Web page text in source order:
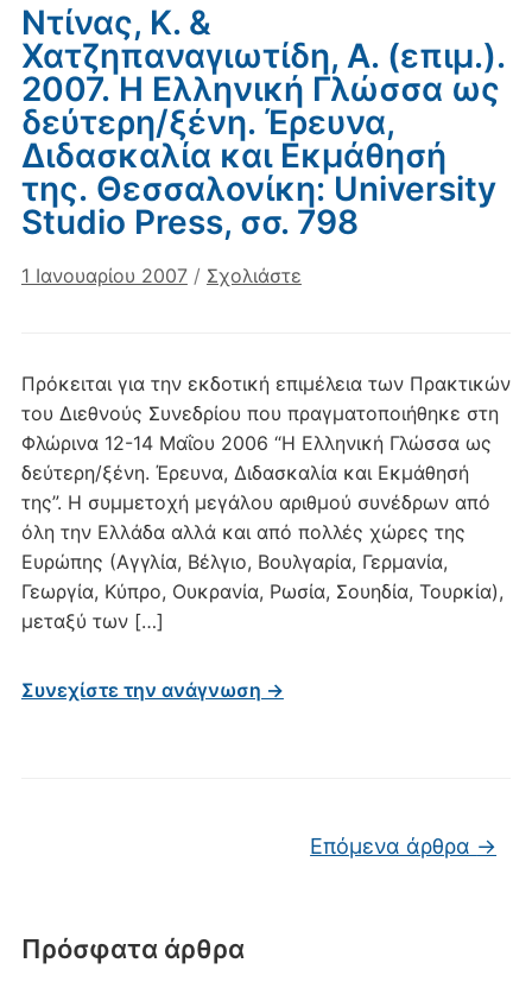
Πρόσφατα άρθρα
Ντίνας, Κ. &
Χατζηπαναγιωτίδη, Α. (επιμ.).
2007. Η Ελληνική Γλώσσα ως
δεύτερη/ξένη. Έρευνα,
Διδασκαλία και Εκμάθησή
της. Θεσσαλονίκη: University
Studio Press, σσ. 798
1 Ιανουαρίου 2007 / Σχολιάστε
Πρόκειται για την εκδοτική επιμέλεια των Πρακτικών
του Διεθνούς Συνεδρίου που πραγματοποιήθηκε στη
Φλώρινα 12-14 Μαΐου 2006 “Η Ελληνική Γλώσσα ως
δεύτερη/ξένη. Έρευνα, Διδασκαλία και Εκμάθησή
της”. Η συμμετοχή μεγάλου αριθμού συνέδρων από
όλη την Ελλάδα αλλά και από πολλές χώρες της
Ευρώπης (Αγγλία, Βέλγιο, Βουλγαρία, Γερμανία,
Γεωργία, Κύπρο, Ουκρανία, Ρωσία, Σουηδία, Τουρκία),
μεταξύ των […]
Συνεχίστε την ανάγνωση →
Επόμενα άρθρα →